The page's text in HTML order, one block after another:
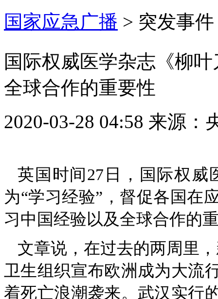
国家应急广播 > 突发事件
国际权威医学杂志《柳
全球合作的重要性
2020-03-28 04:58 来源：
英国时间27日，国际权威
为“学习经验”，督促各国在
习中国经验以及全球合作的
文章说，在过去的两周里
卫生组织宣布欧洲成为大流
着死亡浪潮袭来。武汉实行